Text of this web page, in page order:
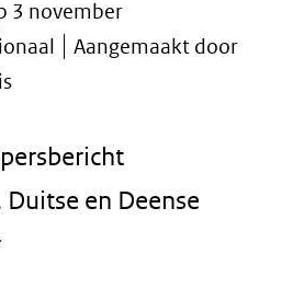
3 november
Aangemaakt door
en Deense